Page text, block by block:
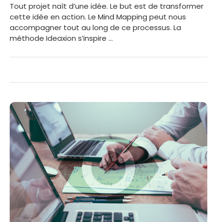
Tout projet naît d’une idée. Le but est de transformer
cette idée en action. Le Mind Mapping peut nous
accompagner tout au long de ce processus. La
méthode Ideaxion s’inspire …